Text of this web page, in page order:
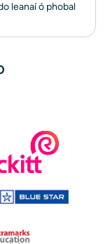
leanaí ó phobal